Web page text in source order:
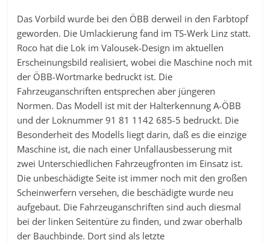
Das Vorbild wurde bei den ÖBB derweil in den Farbtopf
geworden. Die Umlackierung fand im TS-Werk Linz statt.
Roco hat die Lok im Valousek-Design im aktuellen
Erscheinungsbild realisiert, wobei die Maschine noch mit
der ÖBB-Wortmarke bedruckt ist. Die
Fahrzeuganschriften entsprechen aber jüngeren
Normen. Das Modell ist mit der Halterkennung A-ÖBB
und der Loknummer 91 81 1142 685-5 bedruckt. Die
Besonderheit des Modells liegt darin, daß es die einzige
Maschine ist, die nach einer Unfallausbesserung mit
zwei Unterschiedlichen Fahrzeugfronten im Einsatz ist.
Die unbeschädigte Seite ist immer noch mit den großen
Scheinwerfern versehen, die beschädigte wurde neu
aufgebaut. Die Fahrzeuganschriften sind auch diesmal
bei der linken Seitentüre zu finden, und zwar oberhalb
der Bauchbinde. Dort sind als letzte